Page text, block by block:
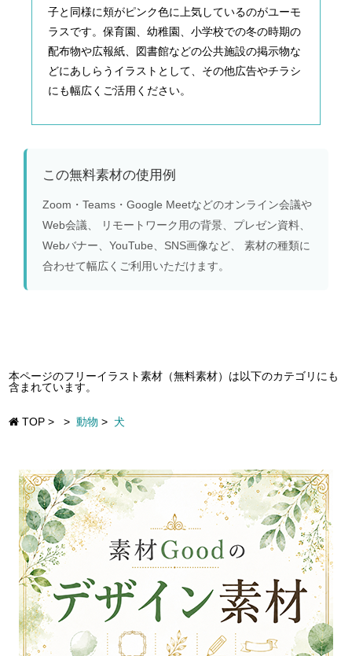
子と同様に頬がピンク色に上気しているのがユーモ
ラスです。保育園、幼稚園、小学校での冬の時期の
配布物や広報紙、図書館などの公共施設の掲示物な
どにあしらうイラストとして、その他広告やチラシ
にも幅広くご活用ください。
この無料素材の使用例
Zoom・Teams・Google Meetなどのオンライン会議や
Web会議、 リモートワーク用の背景、プレゼン資料、
Webバナー、YouTube、SNS画像など、 素材の種類に
合わせて幅広くご利用いただけます。
本ページのフリーイラスト素材（無料素材）は以下のカテゴリにも
含まれています。
TOP > > 動物 > 犬